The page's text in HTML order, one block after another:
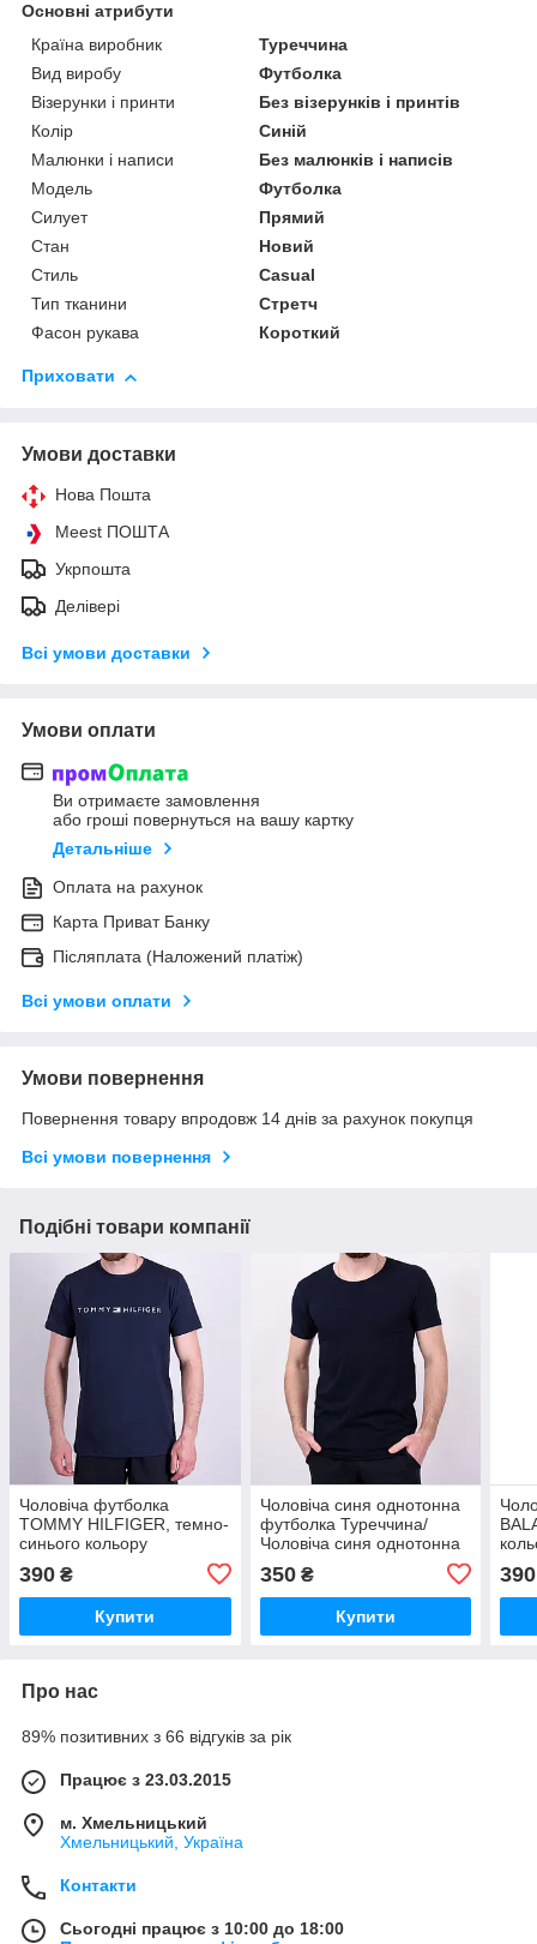
Основні атрибути
Країна виробник
Туреччина
Вид виробу
Футболка
Візерунки і принти
Без візерунків і принтів
Колір
Синій
Малюнки і написи
Без малюнків і написів
Модель
Футболка
Силует
Прямий
Стан
Новий
Стиль
Casual
Тип тканини
Стретч
Фасон рукава
Короткий
Приховати
Умови доставки
Нова Пошта
Meest ПОШТА
Укрпошта
Делівері
Всі умови доставки
Умови оплати
Ви отримаєте замовлення
або гроші повернуться на вашу картку
Детальніше
Оплата на рахунок
Карта Приват Банку
Післяплата (Наложений платіж)
Всі умови оплати
Умови повернення
Повернення товару впродовж 14 днів за рахунок покупця
Всі умови повернення
Подібні товари компанії
Чоловіча футболка
TOMMY HILFIGER, темно-
синього кольору
390 ₴
Купити
Чоловіча синя однотонна
футболка Туреччина/
Чоловіча синя однотонна
350₴
Купити
390
Про нас
89% позитивних з 66 відгуків за рік
Працює з 23.03.2015
м. Хмельницький
Хмельницький, Україна
Контакти
Сьогодні працює з 10:00 до 18:00